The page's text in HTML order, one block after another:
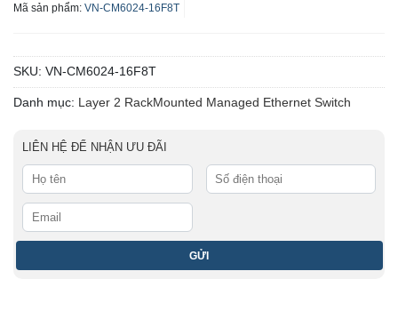
Mã sản phẩm: VN-CM6024-16F8T
SKU: VN-CM6024-16F8T
Danh mục: Layer 2 RackMounted Managed Ethernet Switch
LIÊN HỆ ĐỂ NHẬN ƯU ĐÃI